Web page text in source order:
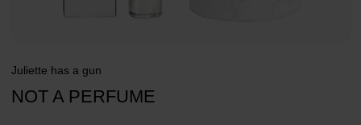
Juliette has a gun
NOT A PERFUME